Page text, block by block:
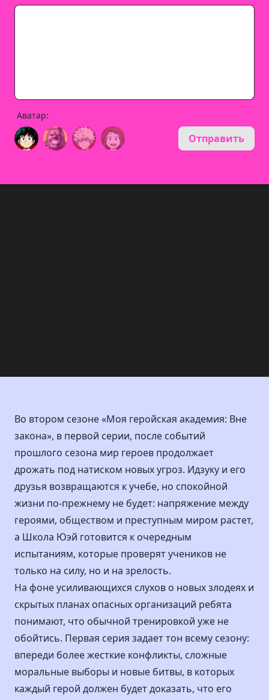
Аватар:
Отправить
Во втором сезоне «Моя геройская академия: Вне
закона», в первой серии, после событий
прошлого сезона мир героев продолжает
дрожать под натиском новых угроз. Идзуку и его
друзья возвращаются к учебе, но спокойной
жизни по-прежнему не будет: напряжение между
героями, обществом и преступным миром растет,
а Школа Юэй готовится к очередным
испытаниям, которые проверят учеников не
только на силу, но и на зрелость.
На фоне усиливающихся слухов о новых злодеях и
скрытых планах опасных организаций ребята
понимают, что обычной тренировкой уже не
обойтись. Первая серия задает тон всему сезону:
впереди более жесткие конфликты, сложные
моральные выборы и новые битвы, в которых
каждый герой должен будет доказать, что его